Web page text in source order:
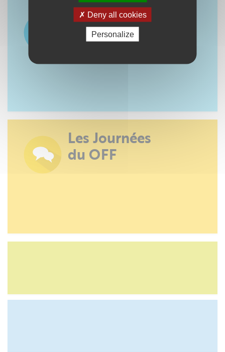
Découvrir
le OFF
Les Journées
du OFF
Deny all cookies
Personalize